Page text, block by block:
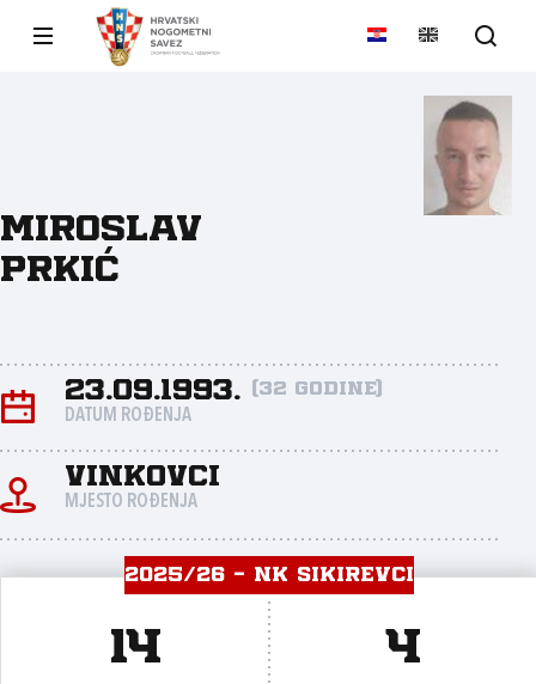
Miroslav
Prkić
23.09.1993. (32 godine)
DATUM ROĐENJA
Vinkovci
MJESTO ROĐENJA
2025/26 - NK SIKIREVCI
14 4